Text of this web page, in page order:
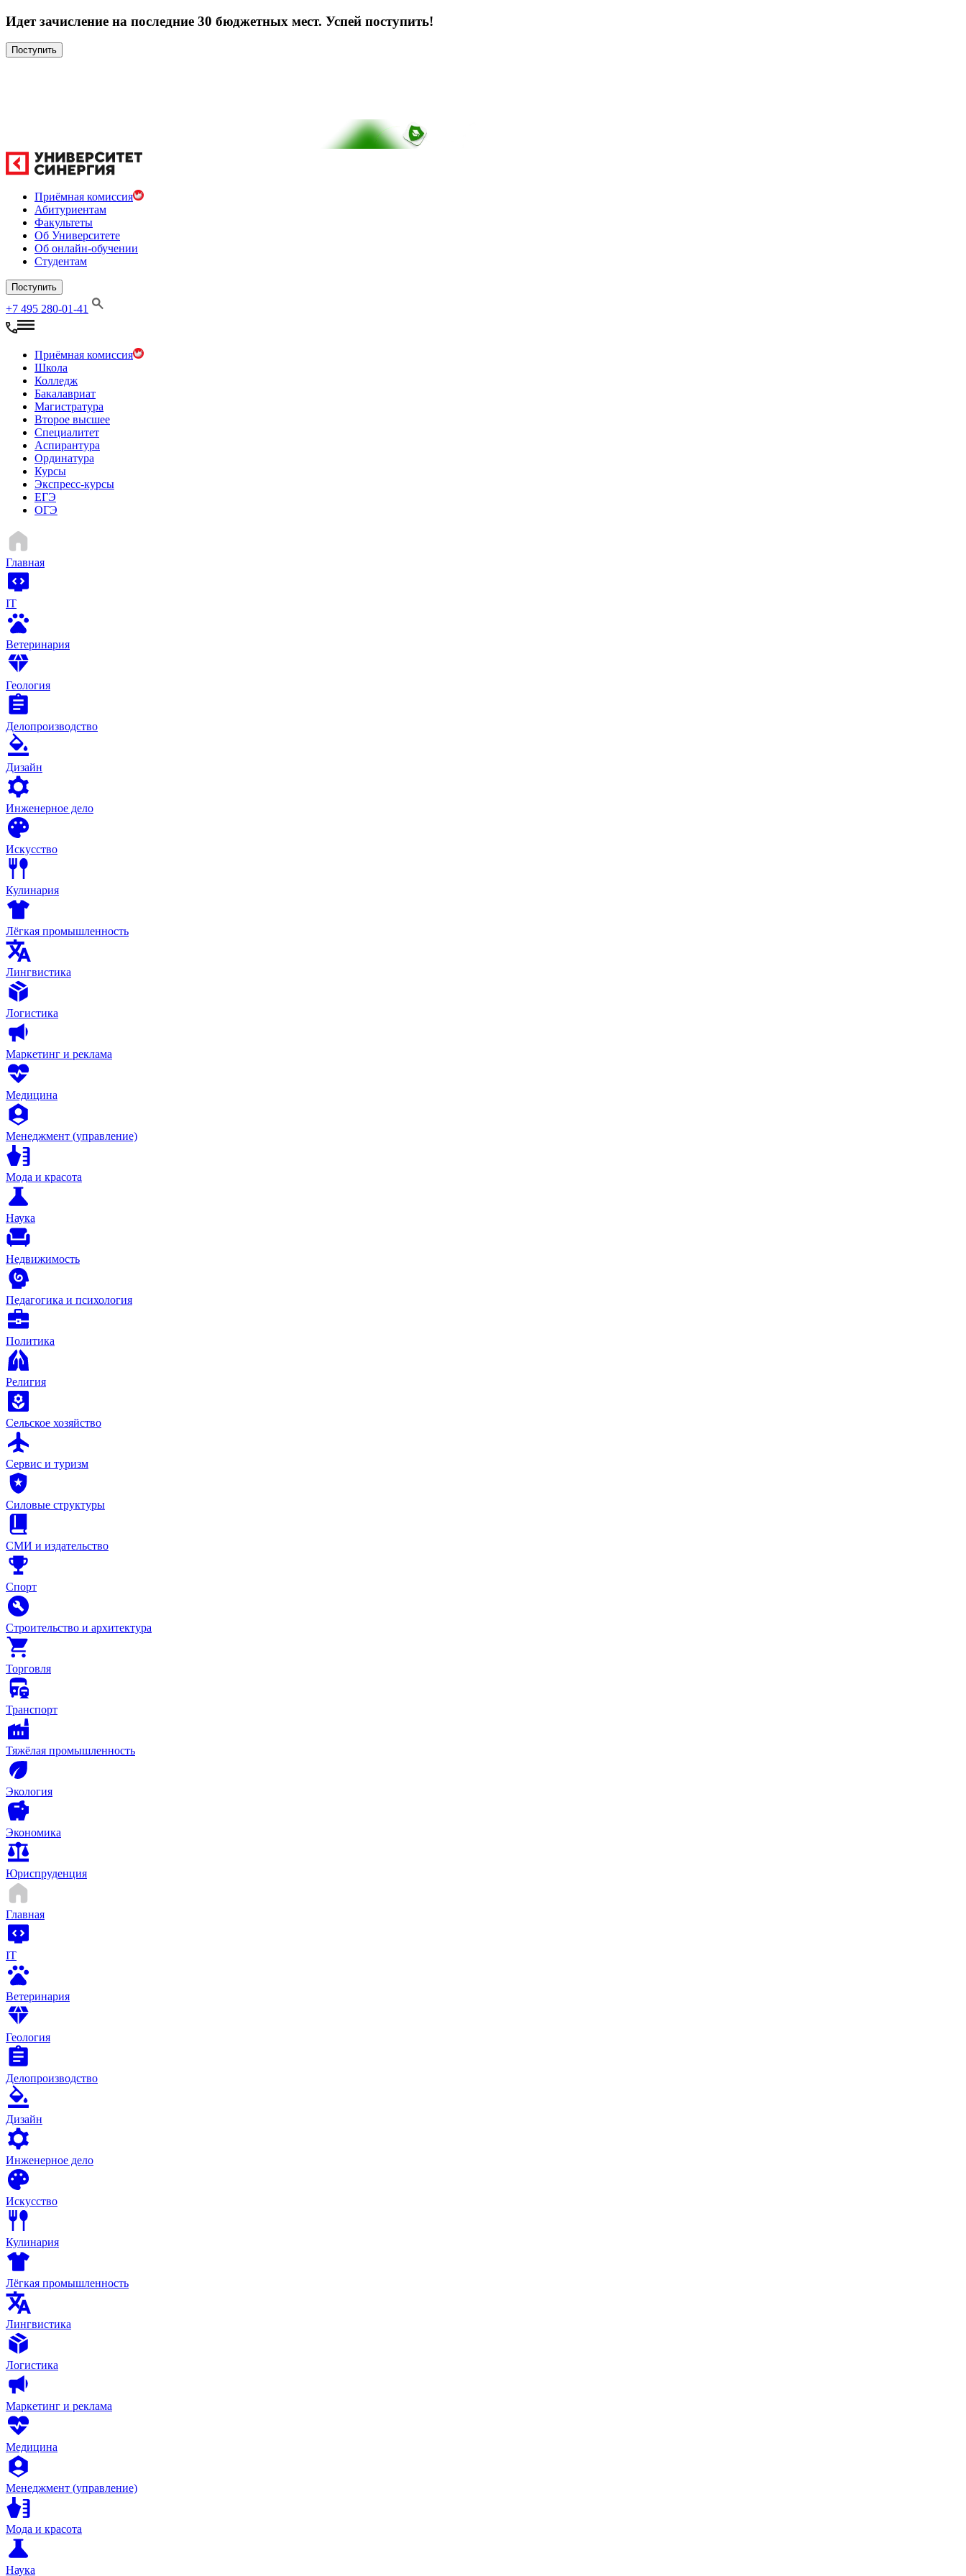
Идет зачисление на последние 30 бюджетных мест. Успей поступить!
Поступить
Приёмная комиссия
Абитуриентам
Факультеты
Об Университете
Об онлайн-обучении
Студентам
Поступить
+7 495 280-01-41
Приёмная комиссия
Школа
Колледж
Бакалавриат
Магистратура
Второе высшее
Специалитет
Аспирантура
Ординатура
Курсы
Экспресс-курсы
ЕГЭ
ОГЭ
Главная
IT
Ветеринария
Геология
Делопроизводство
Дизайн
Инженерное дело
Искусство
Кулинария
Лёгкая промышленность
Лингвистика
Логистика
Маркетинг и реклама
Медицина
Менеджмент (управление)
Мода и красота
Наука
Недвижимость
Педагогика и психология
Политика
Религия
Сельское хозяйство
Сервис и туризм
Силовые структуры
СМИ и издательство
Спорт
Строительство и архитектура
Торговля
Транспорт
Тяжёлая промышленность
Экология
Экономика
Юриспруденция
Главная
IT
Ветеринария
Геология
Делопроизводство
Дизайн
Инженерное дело
Искусство
Кулинария
Лёгкая промышленность
Лингвистика
Логистика
Маркетинг и реклама
Медицина
Менеджмент (управление)
Мода и красота
Наука